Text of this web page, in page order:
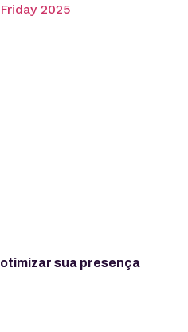
sua presença